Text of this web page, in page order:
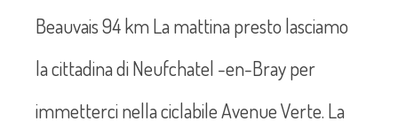
Beauvais 94 km La mattina presto lasciamo
la cittadina di Neufchatel -en-Bray per
immetterci nella ciclabile Avenue Verte. La